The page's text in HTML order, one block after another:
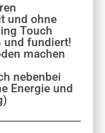
und ohne
Touch
und fundiert!
machen
nebenbei
Energie und